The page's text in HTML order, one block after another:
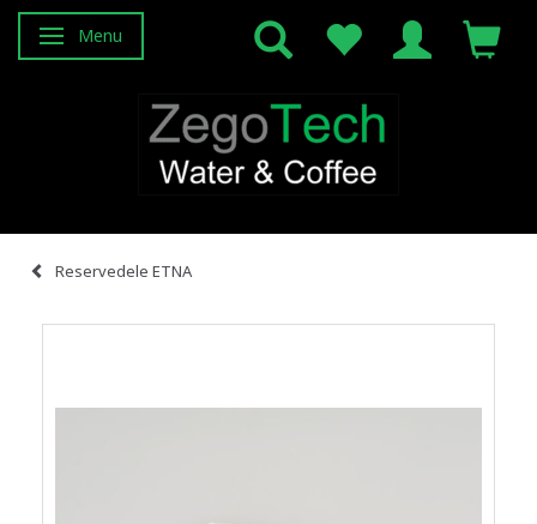
Skifte navigation
Menu
Reservedele ETNA